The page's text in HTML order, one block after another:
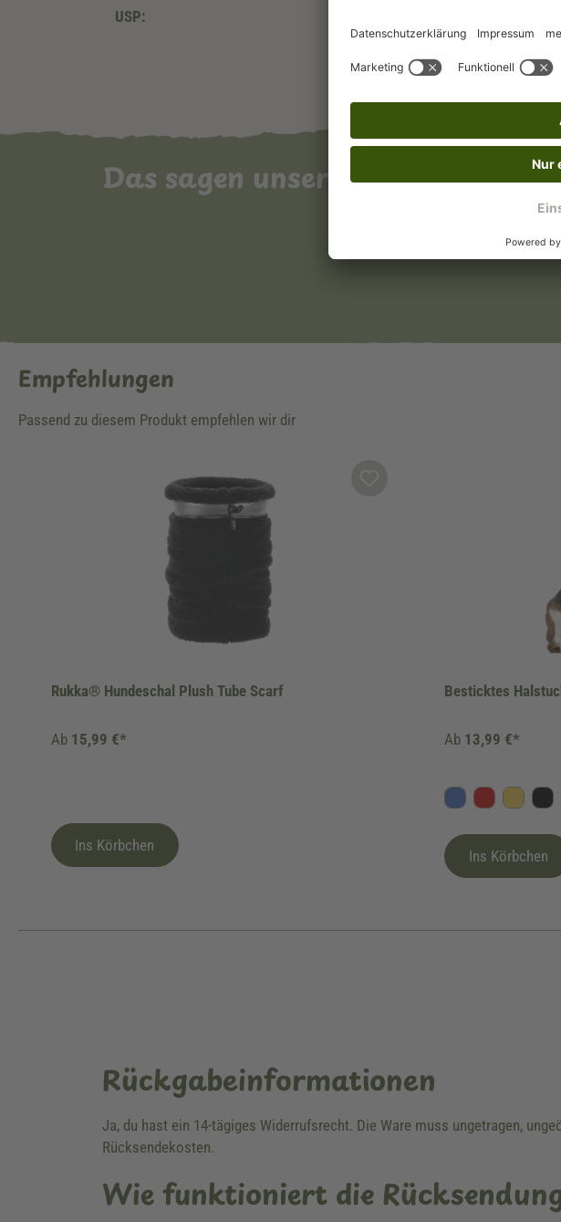
USP:
Das sagen unsere Kunden
Empfehlungen
Passend zu diesem Produkt empfehlen wir dir
Rukka® Hundeschal Plush Tube Scarf
Ab 15,99 €*
Ins Körbchen
Besticktes
BlauRot Gelb
Ab 13,99 €*
Ins Körbchen
Rückgabeinformationen
Ja, du hast ein 14-tägiges Widerrufsrecht. Die Ware muss ungetragen,
Rücksendekosten.
Wie funktioniert die